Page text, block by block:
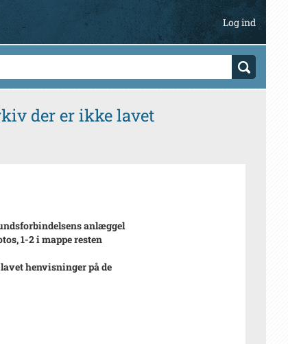
Log ind
der er ikke lavet
anlæggel
1-2 i mappe resten
henvisninger på de